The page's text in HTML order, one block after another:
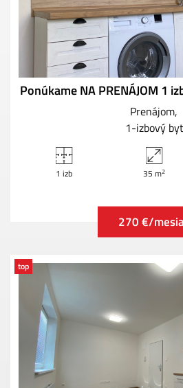
Ponúkame NA PRENÁJOM 1
Prenájom
1-izbový byt
1 izb 35 m2
270 €/
top